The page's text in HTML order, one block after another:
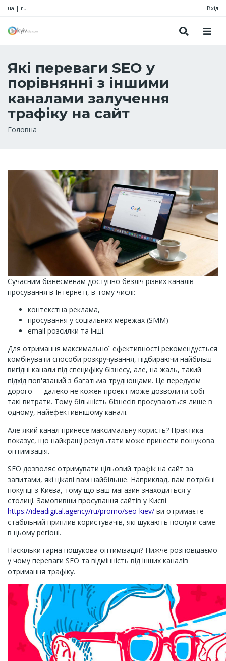
ua | ru Вхід
Які переваги SEO у
порівнянні з іншими
каналами залучення
трафіку на сайт
Рядок
Головна
Сучасним бізнесменам доступно безліч різних каналів
просування в Інтернеті, в тому числі:
контекстна реклама,
просування у соціальних мережах (SMM)
email розсилки та інші.
Для отримання максимальної ефективності рекомендується
комбінувати способи розкручування, підбираючи найбільш
вигідні канали під специфіку бізнесу, але, на жаль, такий
підхід пов'язаний з багатьма труднощами. Це передусім
дорого — далеко не кожен проект може дозволити собі
такі витрати. Тому більшість бізнесів просуваються лише в
одному, найефективнішому каналі.
Але який канал принесе максимальну користь? Практика
показує, що найкращі результати може принести пошукова
оптимізація.
SEO дозволяє отримувати цільовий трафік на сайт за
запитами, які цікаві вам найбільше. Наприклад, вам потрібні
покупці з Києва, тому що ваш магазин знаходиться у
столиці. Замовивши просування сайтів у Києві
https://ideadigital.agency/ru/promo/seo-kiev/ ви отримаєте
стабільний приплив користувачів, які шукають послуги саме
в цьому регіоні.
Наскільки гарна пошукова оптимізація? Нижче розповідаємо
у чому переваги SEO та відмінність від інших каналів
отримання трафіку.